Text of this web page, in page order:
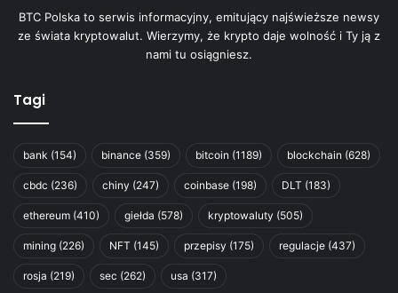
BTC Polska to serwis informacyjny, emitujący najświeższe newsy
ze świata kryptowalut. Wierzymy, że krypto daje wolność i Ty ją z
nami tu osiągniesz.
Tagi
bank (154) binance (359) bitcoin (1189) blockchain (628)
cbdc (236) chiny (247) coinbase (198) DLT (183)
ethereum (410) giełda (578) kryptowaluty (505)
mining (226) NFT (145) przepisy (175) regulacje (437)
rosja (219) sec (262) usa (317)